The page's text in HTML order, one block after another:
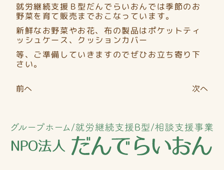
就労継続支援Ｂ型だんでらいおんでは季節のお
野菜を育て販売までおこなっています。
新鮮なお野菜やお花、布の製品はポケットティ
ッシュケース、クッションカバー
等、ご準備していきますのでぜひお立ち寄り下
さい。
投
ゲ
ー
シ
ョ
前へ 次へ